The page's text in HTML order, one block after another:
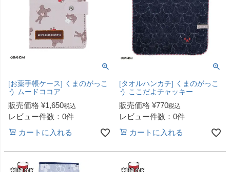
[お薬手帳ケース] くまのがっこ
う ムードココア
販売価格 ¥1,650税込
レビュー件数：0件
カートに入れる
[タオルハンカチ] くまのがっこ
う ここだよチャッキー
販売価格 ¥770税込
レビュー件数：0件
カートに入れる